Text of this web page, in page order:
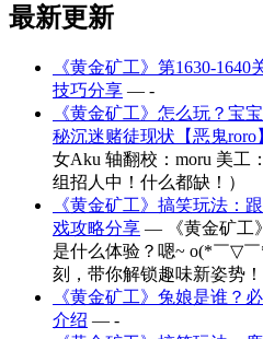
最新更新
《黄金矿工》第1630-
技巧分享 — -
《黄金矿工》怎么玩？宝
秘沉迷赌徒现状【恶鬼roro
女Aku 轴翻校：moru 美工
组招人中！什么都缺！）
《黄金矿工》搞笑玩法：
戏攻略分享 — 《黄金矿工
是什么体验？嗯~ o(*￣▽
刻，带你解锁趣味新姿势！
《黄金矿工》兔娘是谁？
介绍 — -